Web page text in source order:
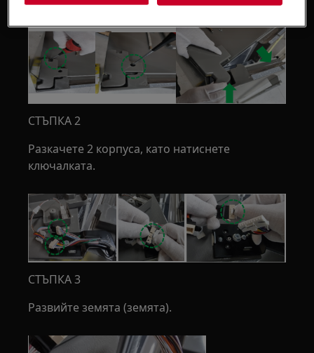
СТЪПКА 2
Разкачете 2 корпуса, като натиснете
ключалката.
СТЪПКА 3
Развийте земята (земята).